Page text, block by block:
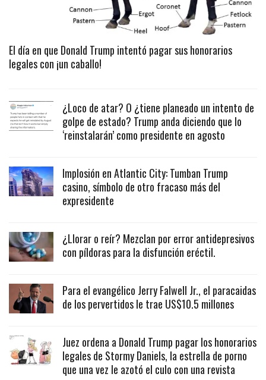
El día en que Donald Trump intentó pagar sus honorarios
legales con ¡un caballo!
¿Loco de atar? O ¿tiene planeado un intento de
golpe de estado? Trump anda diciendo que lo
‘reinstalarán’ como presidente en agosto
Implosión en Atlantic City: Tumban Trump
casino, símbolo de otro fracaso más del
expresidente
¿Llorar o reír? Mezclan por error antidepresivos
con píldoras para la disfunción eréctil.
Para el evangélico Jerry Falwell Jr., el paracaidas
de los pervertidos le trae US$10.5 millones
Juez ordena a Donald Trump pagar los honorarios
legales de Stormy Daniels, la estrella de porno
que una vez le azotó el culo con una revista